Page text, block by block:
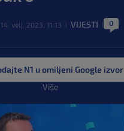
14. velj. 2023. 11:13 VIJESTI 0
N1 u omiljeni Google izvor
Više